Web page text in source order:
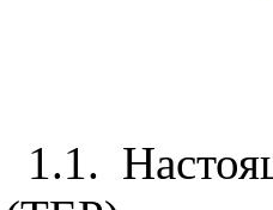
1.1.